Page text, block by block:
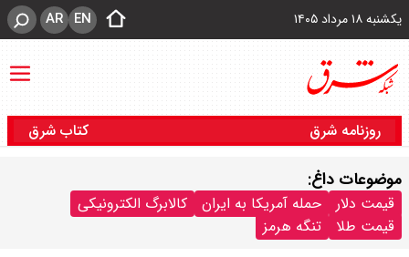
یکشنبه ۱۸ مرداد ۱۴۰۵ EN
AR
روزنامه شرق کتاب شرق
موضوعات داغ:
قیمت دلار حمله آمریکا به ایران
کالابرگ الکترونیکی
قیمت طلا
تنگه هرمز